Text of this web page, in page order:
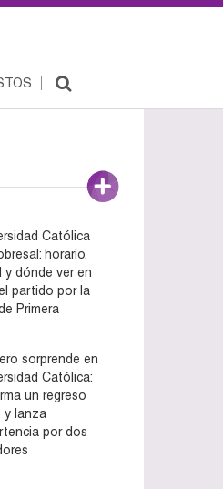
Católica
horario,
y dónde ver en
partido por la
Primera
sorprende en
Católica:
un regreso
y lanza
por dos